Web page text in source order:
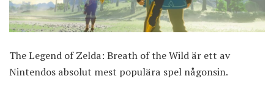
The Legend of Zelda: Breath of the Wild är ett av
Nintendos absolut mest populära spel någonsin.